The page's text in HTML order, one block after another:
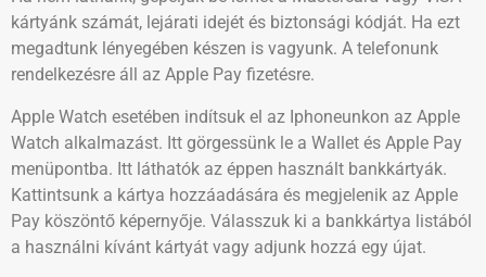
kártyánk számát, lejárati idejét és biztonsági kódját. Ha ezt
megadtunk lényegében készen is vagyunk. A telefonunk
rendelkezésre áll az Apple Pay fizetésre.
Apple Watch esetében indítsuk el az Iphoneunkon az Apple
Watch alkalmazást. Itt görgessünk le a Wallet és Apple Pay
menüpontba. Itt láthatók az éppen használt bankkártyák.
Kattintsunk a kártya hozzáadására és megjelenik az Apple
Pay köszöntő képernyője. Válasszuk ki a bankkártya listából
a használni kívánt kártyát vagy adjunk hozzá egy újat.